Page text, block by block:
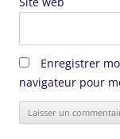
Enregistrer
navigateur pour